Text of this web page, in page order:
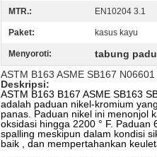
MTR.: EN10204 3.1
Paket: kasus kayu
Menyoroti: tabung
ASTM B163 ASME SB167
Deskripsi:
ASTM B163 B167 ASME SB163
adalah paduan nikel-kromium
panas. Paduan nikel ini menonjol
oksidasi hingga 2200 ° F.
spalling meskipun dalam kondisi
baik
, dan mempertahankan